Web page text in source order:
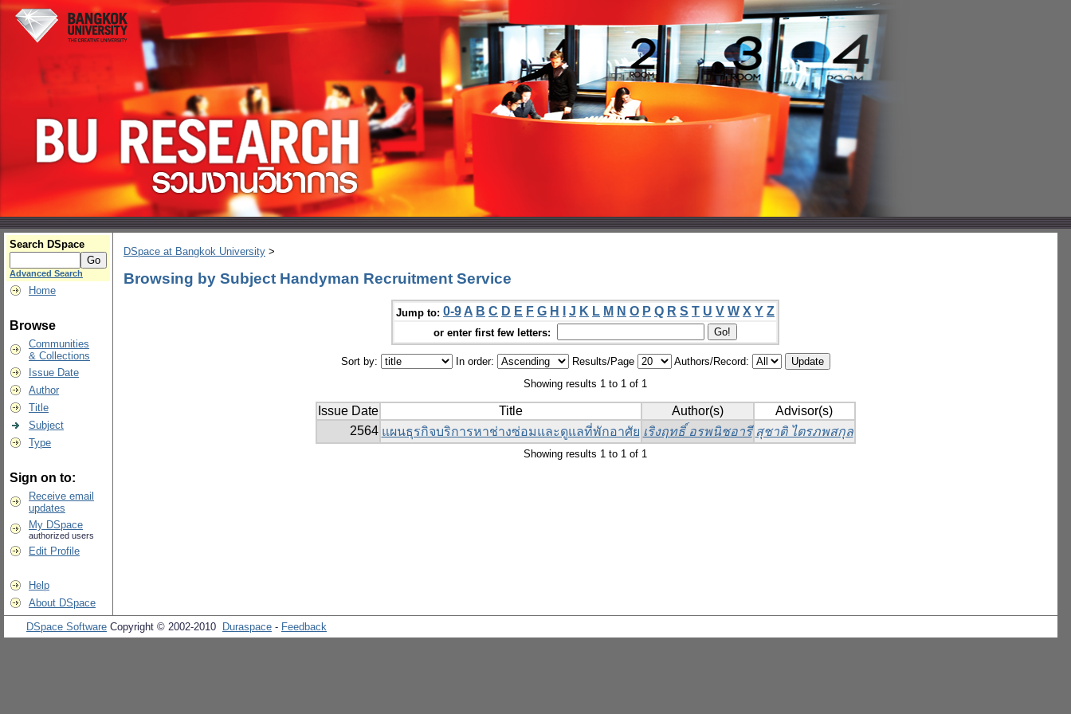
Search DSpace
Advanced Search
Home
Browse
Communities
& Collections
Issue Date
Author
Title
Subject
Type
Sign on to:
Receive email
updates
My DSpace
authorized users
Edit Profile
Help
About DSpace
DSpace at Bangkok University >
Browsing by Subject Handyman Recruitment Service
Jump to: 0-9 A B C D E F G H J K L M N O P Q R S T U V W X Y Z
or enter first few letters:
Sort by: In order: Results/Page
Authors/Record:
Showing results 1 to 1 of 1
Issue Date Title Author(s)
Advisor(s)
2564 แผนธุรกิจบริการหาช่างซ่อมและดูแลที่พักอาศัย เริงฤทธิ์ อรพนิชอารี สุชาติ ไตรภพสกุล
Showing results 1 to 1 of 1
DSpace Software Copyright © 2002-2010 Duraspace - Feedback